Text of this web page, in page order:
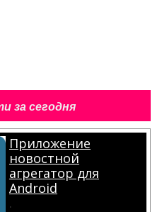
за сегодня
Приложение
новостной
агрегатор для
Android
.